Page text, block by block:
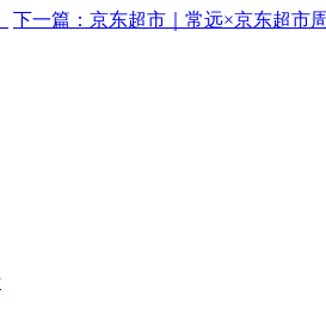
下一篇：京东超市｜常远×京东超市